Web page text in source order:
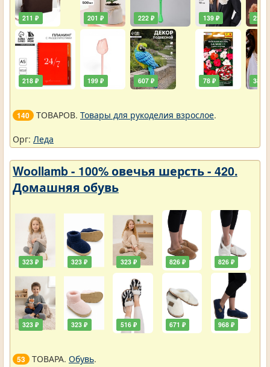
211 ₽
218 ₽
201 ₽
199 ₽
222 ₽
607 ₽
139 ₽
78 ₽
222 ₽
385 ₽
140 ТОВАРОВ. Товары для рукоделия взрослое.
Орг: Леда
Woollamb - 100% овечья шерсть - 420.
Домашняя обувь
323 ₽
323 ₽
323 ₽
323 ₽
323 ₽
516 ₽
826 ₽
671 ₽
826 ₽
968 ₽
53 ТОВАРА. Обувь.